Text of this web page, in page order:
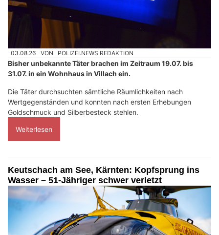
03.08.26 VON POLIZEI.NEWS REDAKTION
Bisher unbekannte Täter brachen im Zeitraum 19.07. bis
31.07. in ein Wohnhaus in Villach ein.
Die Täter durchsuchten sämtliche Räumlichkeiten nach
Wertgegenständen und konnten nach ersten Erhebungen
Goldschmuck und Silberbesteck stehlen.
Weiterlesen
Keutschach am See, Kärnten: Kopfsprung ins
Wasser – 51-Jähriger schwer verletzt